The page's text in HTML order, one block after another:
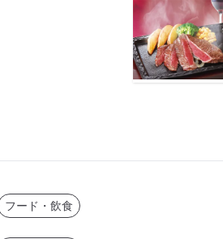
フード・飲食